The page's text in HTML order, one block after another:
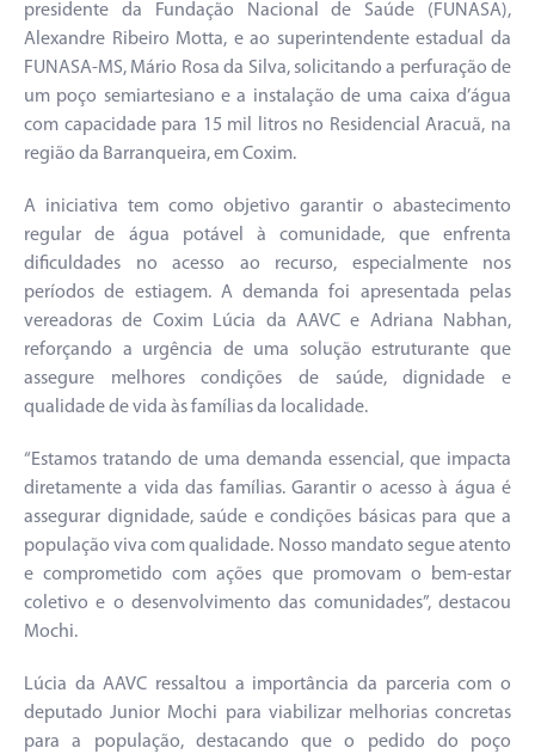
presidente da Fundação Nacional de Saúde (FUNASA),
Alexandre Ribeiro Motta, e ao superintendente estadual da
FUNASA-MS, Mário Rosa da Silva, solicitando a perfuração de
um poço semiartesiano e a instalação de uma caixa d’água
com capacidade para 15 mil litros no Residencial Aracuã, na
região da Barranqueira, em Coxim.
A iniciativa tem como objetivo garantir o abastecimento
regular de água potável à comunidade, que enfrenta
dificuldades no acesso ao recurso, especialmente nos
períodos de estiagem. A demanda foi apresentada pelas
vereadoras de Coxim Lúcia da AAVC e Adriana Nabhan,
reforçando a urgência de uma solução estruturante que
assegure melhores condições de saúde, dignidade e
qualidade de vida às famílias da localidade.
“Estamos tratando de uma demanda essencial, que impacta
diretamente a vida das famílias. Garantir o acesso à água é
assegurar dignidade, saúde e condições básicas para que a
população viva com qualidade. Nosso mandato segue atento
e comprometido com ações que promovam o bem-estar
coletivo e o desenvolvimento das comunidades”, destacou
Mochi.
Lúcia da AAVC ressaltou a importância da parceria com o
deputado Junior Mochi para viabilizar melhorias concretas
para a população, destacando que o pedido do poço